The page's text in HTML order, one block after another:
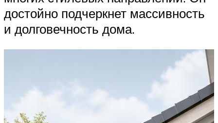
достойно подчеркнет массивность
и долговечность дома.